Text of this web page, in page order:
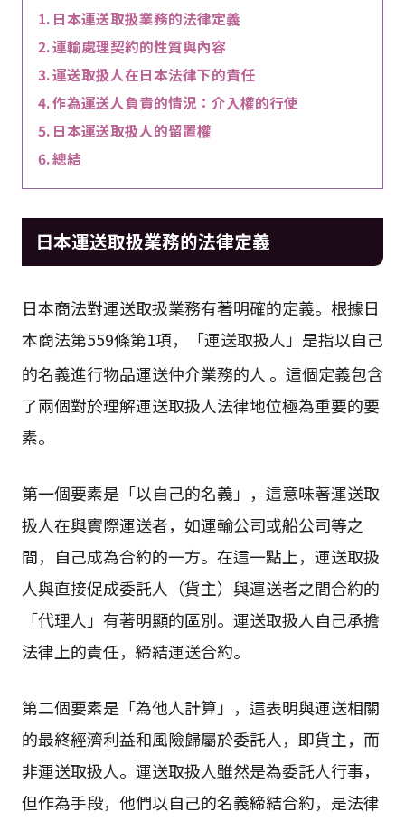
日本運送取扱業務的法律定義
運輸處理契約的性質與內容
運送取扱人在日本法律下的責任
作為運送人負責的情況：介入權的行使
日本運送取扱人的留置權
總結
日本運送取扱業務的法律定義
日本商法對運送取扱業務有著明確的定義。根據日
本商法第559條第1項，「運送取扱人」是指以自己
的名義進行物品運送仲介業務的人 。這個定義包含
了兩個對於理解運送取扱人法律地位極為重要的要
素。
第一個要素是「以自己的名義」，這意味著運送取
扱人在與實際運送者，如運輸公司或船公司等之
間，自己成為合約的一方。在這一點上，運送取扱
人與直接促成委託人（貨主）與運送者之間合約的
「代理人」有著明顯的區別。運送取扱人自己承擔
法律上的責任，締結運送合約。
第二個要素是「為他人計算」，這表明與運送相關
的最終經濟利益和風險歸屬於委託人，即貨主，而
非運送取扱人。運送取扱人雖然是為委託人行事，
但作為手段，他們以自己的名義締結合約，是法律